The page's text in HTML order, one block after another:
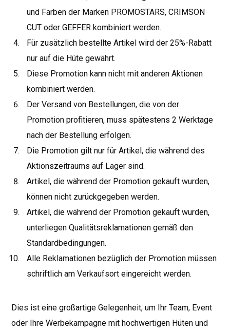
und Farben der Marken PROMOSTARS, CRIMSON
CUT oder GEFFER kombiniert werden.
Für zusätzlich bestellte Artikel wird der 25%-Rabatt
nur auf die Hüte gewährt.
Diese Promotion kann nicht mit anderen Aktionen
kombiniert werden.
Der Versand von Bestellungen, die von der
Promotion profitieren, muss spätestens 2 Werktage
nach der Bestellung erfolgen.
Die Promotion gilt nur für Artikel, die während des
Aktionszeitraums auf Lager sind.
Artikel, die während der Promotion gekauft wurden,
können nicht zurückgegeben werden.
Artikel, die während der Promotion gekauft wurden,
unterliegen Qualitätsreklamationen gemäß den
Standardbedingungen.
Alle Reklamationen bezüglich der Promotion müssen
schriftlich am Verkaufsort eingereicht werden.
Dies ist eine großartige Gelegenheit, um Ihr Team, Event
oder Ihre Werbekampagne mit hochwertigen Hüten und